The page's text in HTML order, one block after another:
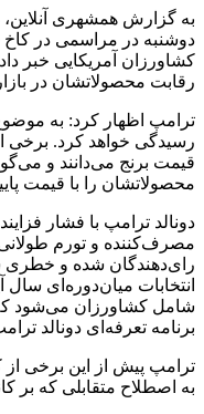
به گزارش همشهری آنلاین،
دوشنبه در مراسمی در کاخ
کشاورزان آمریکایی خبر
رقابت محصولاتشان در
ترامپ اظهار کرد: به
رسیدگی خواهد کرد. برخی
قیمت برنج می‌دانند و
محصولاتشان را با قیمت
دونالد ترامپ با فشار
مصرف‌کننده و تورم
رای‌دهندگان شده و خطری
انتخابات میان‌دوره‌ای
شامل کشاورزان می‌شود که
برنامه تعرفه‌ای دونالد
ترامپ پیش از این برخی از
به اصطلاح متقابلی که بر